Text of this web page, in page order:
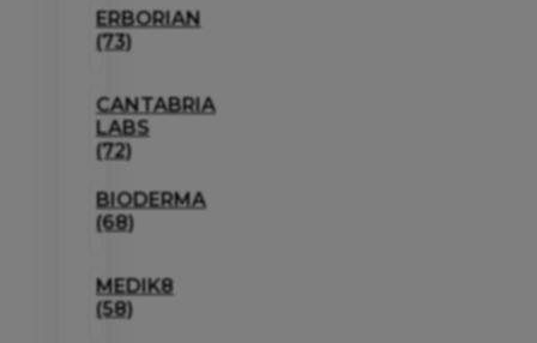
ERBORIAN
(73)
CANTABRIA
LABS
(72)
BIODERMA
(68)
MEDIK8
(58)